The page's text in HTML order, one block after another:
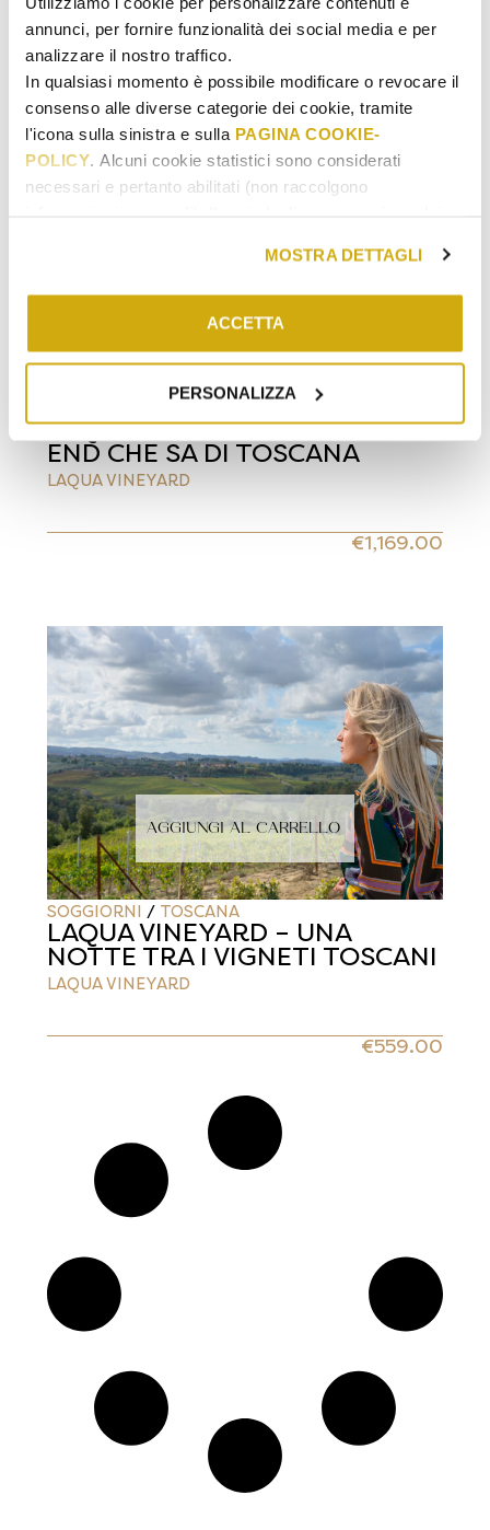
annunci, per fornire funzionalità dei social media e per
analizzare il nostro traffico.
In qualsiasi momento è possibile modificare o revocare il
consenso alle diverse categorie dei cookie, tramite
l'icona sulla sinistra e sulla PAGINA COOKIE-
POLICY . Alcuni cookie statistici sono considerati
necessari e pertanto abilitati (non raccolgono
a: privacy@cannavacciuologroup.it.
Chiudendo questo banner tramite apposita X in alto a
momento.
MOSTRA DETTAGLI
ACCETTA
PERSONALIZZA
AGGIUNGI AL CARRELLO
LAQUA VINEYARD – UN WEEK-
END CHE SA DI TOSCANA
LAQUA VINEYARD
€1,169.00
AGGIUNGI AL CARRELLO
SOGGIORNI / TOSCANA
LAQUA VINEYARD – UNA
NOTTE TRA I VIGNETI TOSCANI
LAQUA VINEYARD
€559.00